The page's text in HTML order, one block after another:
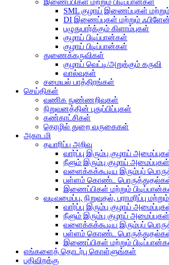
இணைப்பிகள் மற்றும் பிடிப்பான்கள்
SML குழாய் இணைப்புகள்
DI இணைப்புகள் மற்றும்
பழுதுபார்க்கும் கிளாம்புகள்
குழாய் பிடிப்பான்கள்
குழாய் பிடிப்பான்கள்
துணைக்கருவிகள்
குழாய் வெட்டி/அறுக்கும் கருவி
வால்வுகள்
சமையல் பாத்திரங்கள்
செய்திகள்
வணிக நுண்ணறிவுகள்
நிறுவனத்தின் புதுப்பிப்புகள்
கண்காட்சிகள்
தொழில் துறை வருகைகள்
அகாடமி
தயாரிப்பு அறிவு
வார்ப்பு இரும்பு குழாய்
நீளும் இரும்பு குழாய் அமைப்புகள்
வளைக்கக்கூடிய இரும்புப்
பள்ளம் கொண்ட
இணைப்பிகள் மற்றும்
வடிவமைப்பு, நிறுவுதல், பராமரிப்பு மற்றும்
வார்ப்பு இரும்பு குழாய்
நீளும் இரும்பு குழாய் அமைப்புகள்
வளைக்கக்கூடிய இரும்புப்
பள்ளம் கொண்ட
இணைப்பிகள் மற்றும்
எங்களைத் தொடர்பு கொள்ளுங்கள்
பதிவிறக்கு